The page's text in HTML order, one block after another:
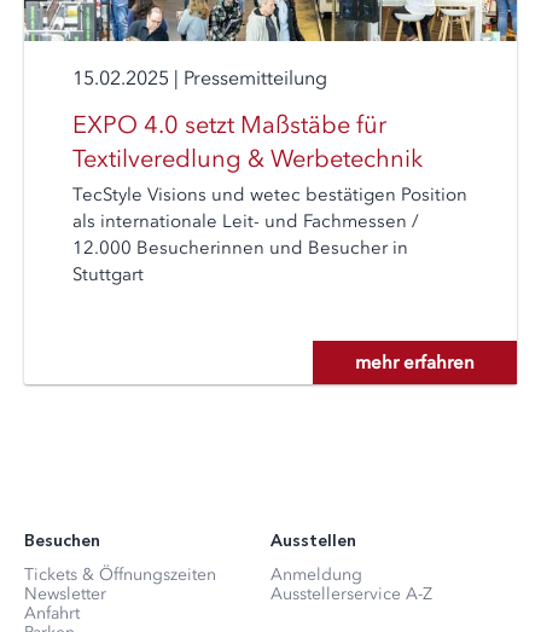
15.02.2025 | Pressemitteilung
EXPO 4.0 setzt Maßstäbe für
Textilveredlung & Werbetechnik
TecStyle Visions und wetec bestätigen Position
als internationale Leit- und Fachmessen /
12.000 Besucherinnen und Besucher in
Stuttgart
mehr erfahren
Besuchen
Tickets & Öffnungszeiten
Newsletter
Anfahrt
Ausstellen
Anmeldung
Ausstellerservice A-Z